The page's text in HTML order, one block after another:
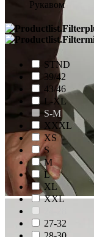
Рукавом
STND
39/42
43/46
L-XL
S-M
XXXL
XS
S
M
L
XL
XXL
27-32